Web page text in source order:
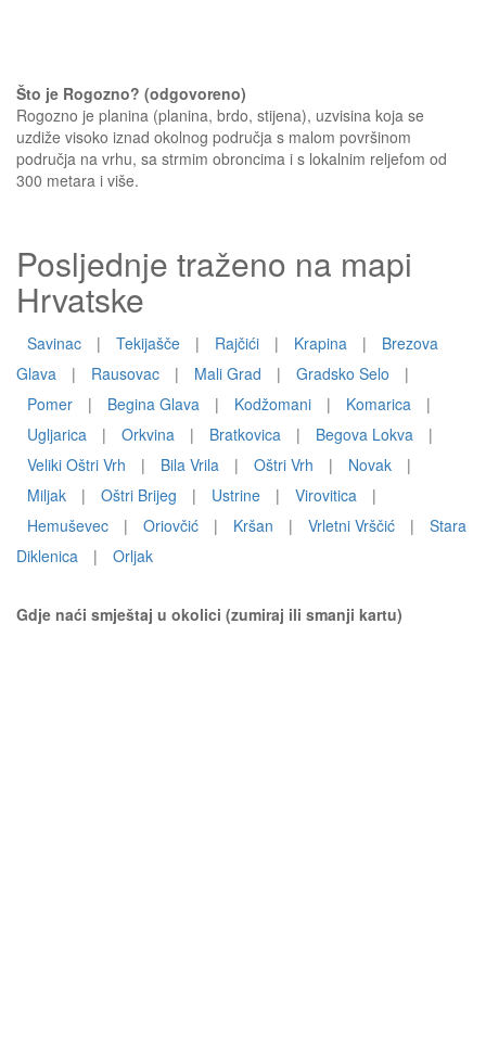
Što je Rogozno? (odgovoreno)
Rogozno je planina (planina, brdo, stijena), uzvisina koja se
uzdiže visoko iznad okolnog područja s malom površinom
područja na vrhu, sa strmim obroncima i s lokalnim reljefom od
300 metara i više.
Posljednje traženo na mapi
Hrvatske
Savinac | Tekijašče | Rajčići | Krapina |
Brezova
Glava
| Rausovac | Mali Grad | Gradsko Selo
|
Pomer
| Begina Glava | Kodžomani | Komarica
|
Ugljarica
| Orkvina | Bratkovica | Begova Lokva
|
Veliki Oštri Vrh
| Bila Vrila | Oštri Vrh | Novak
|
Miljak
| Oštri Brijeg | Ustrine | Virovitica
|
Hemuševec
| Oriovčić | Kršan | Vrletni Vrščić |
Stara
Diklenica
| Orljak
Gdje naći smještaj u okolici (zumiraj ili smanji kartu)